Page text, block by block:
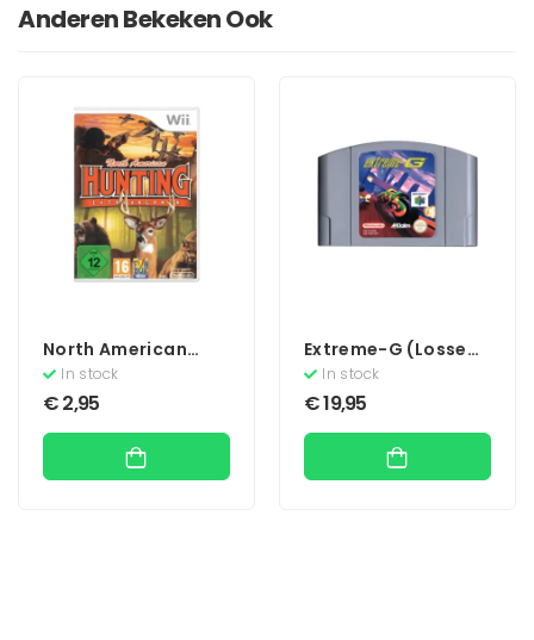
Anderen Bekeken Ook
North American
Hunting
Extravaganza
In stock
€2,95
Extreme-G (Losse
Cassette)
In stock
€19,95